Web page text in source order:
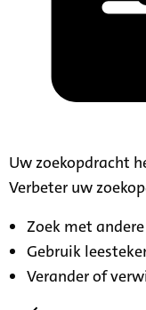
Uw zoekopdracht
Verbeter uw
Zoek met
Gebruik
Verander of